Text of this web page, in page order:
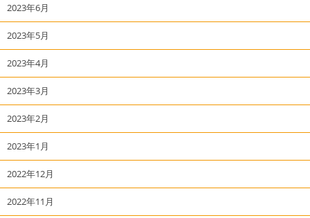
2023年6月
2023年5月
2023年4月
2023年3月
2023年2月
2023年1月
2022年12月
2022年11月